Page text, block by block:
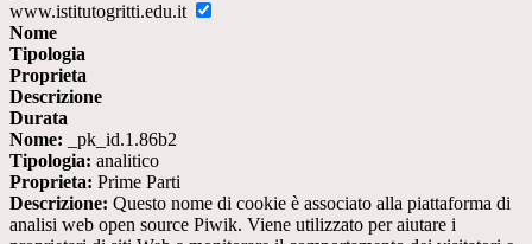
www.istitutogritti.edu.it
Nome
Tipologia
Proprieta
Descrizione
Durata
Nome: _pk_id.1.86b2
Tipologia: analitico
Proprieta: Prime Parti
Descrizione: Questo nome di cookie è associato alla piattaforma di
analisi web open source Piwik. Viene utilizzato per aiutare i